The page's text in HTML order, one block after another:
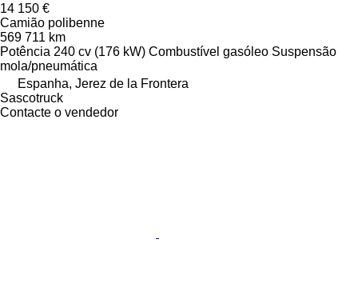
14 150 €
Camião polibenne
569 711 km
Potência 240 cv (176 kW) Combustível gasóleo Suspensão
mola/pneumática
Espanha, Jerez de la Frontera
Sascotruck
Contacte o vendedor